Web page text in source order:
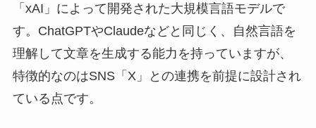
「xAI」によって開発された大規模言語モデルで
す。ChatGPTやClaudeなどと同じく、自然言語を
理解して文章を生成する能力を持っていますが、
特徴的なのはSNS「X」との連携を前提に設計され
ている点です。